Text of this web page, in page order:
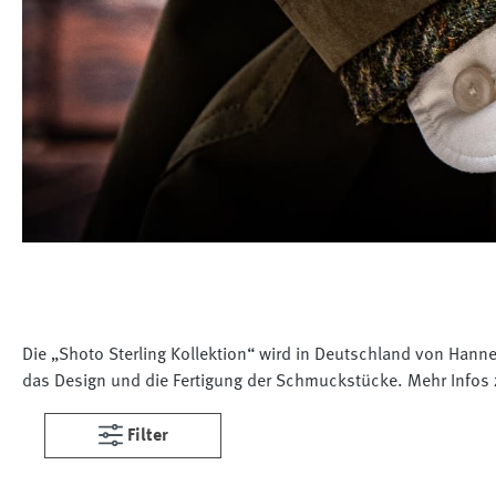
Die „Shoto Sterling Kollektion“ wird in Deutschland von
das Design und die Fertigung der Schmuckstücke. Mehr
Filter